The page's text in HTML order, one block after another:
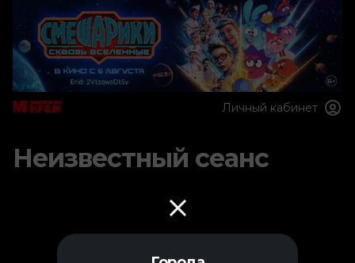
Личный кабинет
Неизвестный сеанс